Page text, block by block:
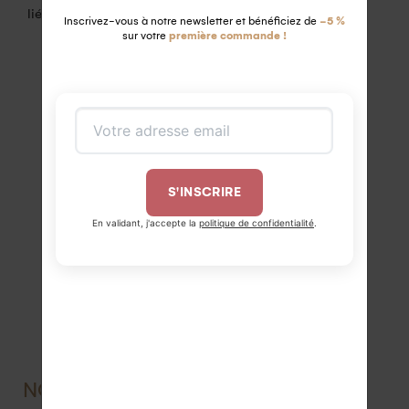
liés à des conflits.
NOS PACKAGING ÉCOCONÇUS
Inscrivez-vous à notre newsletter et bénéficiez de -5 %
sur votre première commande !
S'INSCRIRE
En validant, j'accepte la politique de confidentialité.